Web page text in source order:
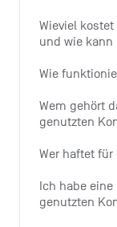
Wieviel
und wie kann
Wie
Wem gehört
genutzten
Wer haftet
Ich habe
genutzten